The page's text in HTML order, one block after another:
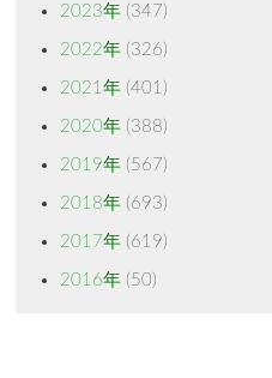
2023年(347)
2022年(326)
2021年(401)
2020年(388)
2019年(567)
2018年(693)
2017年(619)
2016年(50)